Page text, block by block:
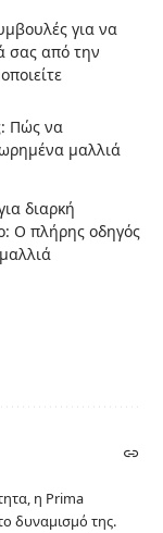
για να
σας από την
Πώς να
μαλλιά
διαρκή
Ο πλήρης οδηγός
η Prima
δυναμισμό της.